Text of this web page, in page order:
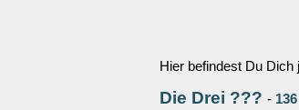
Hier befindest Du Dich
Die Drei ??? - 136